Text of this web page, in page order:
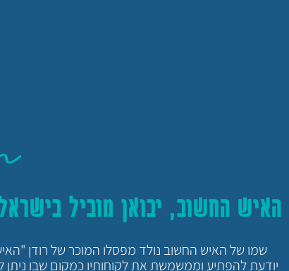
האיש החשוב, יבואן מוביל
שמו של האיש החשוב נולד מפסלו המוכר של רודן